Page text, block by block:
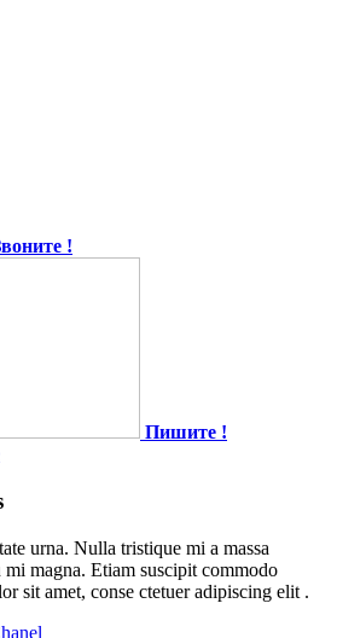
!
Пишите !
urna. Nulla tristique mi a massa
magna. Etiam suscipit commodo
sit amet, conse ctetuer adipiscing elit .